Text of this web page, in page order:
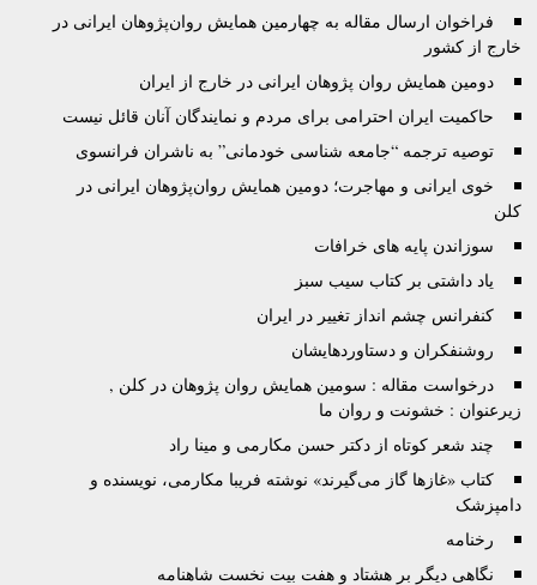
فراخوان ارسال مقاله به چهارمین همایش روان‌پژوهان ایرانی در
خارج از کشور
دومین همایش روان پژوهان ایرانی در خارج از ایران
حاکمیت ایران احترامی برای مردم و نمایندگان آنان قائل نیست
توصيه ترجمه “جامعه شناسی خودمانی” به ناشران فرانسوی
خوی ایرانی و مهاجرت؛ دومین همایش روان‌پژوهان ایرانی در
کلن
سوزاندن پایه های خرافات
یاد داشتی بر کتاب سیب سبز
کنفرانس چشم انداز تغییر در ایران
روشنفکران و دستاوردهایشان
درخواست مقاله : سومین همایش روان پژوهان در کلن ,
زیرعنوان : خشونت و روان ما
چند شعر کوتاه از دکتر حسن مکارمی و مینا راد
کتاب «غازها گاز می‌گيرند» نوشته فريبا مکارمی، نویسنده و
دامپزشک
رخنامه
نگاهی دیگر بر هشتاد و هفت بیت نخست شاهنامه